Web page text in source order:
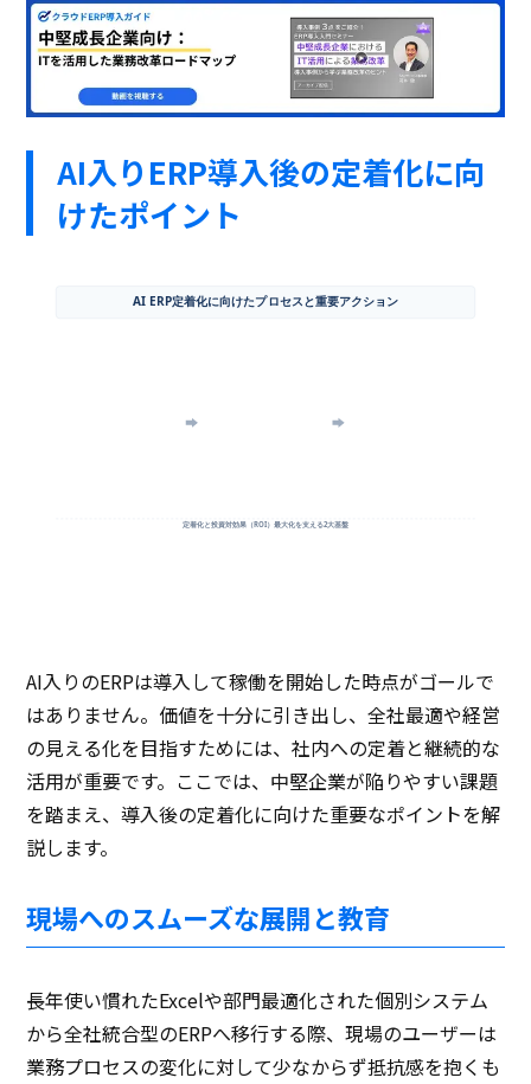
AI入りERP導入後の定着化に向
けたポイント
AI ERP定着化に向けたプロセスと重要アクション
定着化と投資対効果（ROI）最大化を支える2大基盤
AI入りのERPは導入して稼働を開始した時点がゴールで
はありません。価値を十分に引き出し、全社最適や経営
の見える化を目指すためには、社内への定着と継続的な
活用が重要です。ここでは、中堅企業が陥りやすい課題
を踏まえ、導入後の定着化に向けた重要なポイントを解
説します。
現場へのスムーズな展開と教育
長年使い慣れたExcelや部門最適化された個別システム
から全社統合型のERPへ移行する際、現場のユーザーは
業務プロセスの変化に対して少なからず抵抗感を抱くも